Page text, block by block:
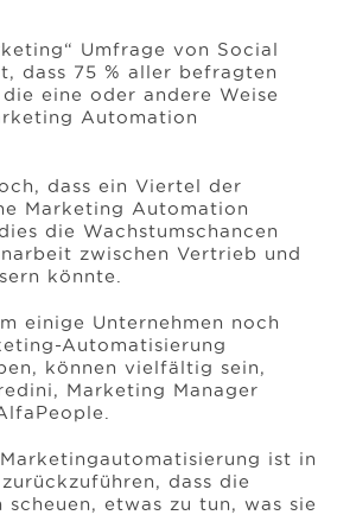
Umfrage von Social
dass 75 % aller befragten
eine oder andere Weise
Automation
dass ein Viertel der
Marketing Automation
die Wachstumschancen
zwischen Vertrieb und
könnte.
einige Unternehmen noch
Automatisierung
können vielfältig sein,
Marketing Manager
ist in
dass die
scheuen, etwas zu tun, was sie
Kunden
Events
Karriere